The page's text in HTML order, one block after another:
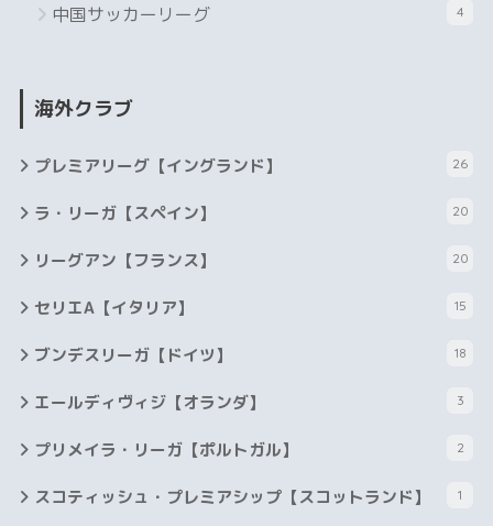
中国サッカーリーグ 4
海外クラブ
プレミアリーグ【イングランド】 26
ラ・リーガ【スペイン】 20
リーグアン【フランス】 20
セリエA【イタリア】 15
ブンデスリーガ【ドイツ】 18
エールディヴィジ【オランダ】 3
プリメイラ・リーガ【ポルトガル】 2
スコティッシュ・プレミアシップ【スコットランド】 1